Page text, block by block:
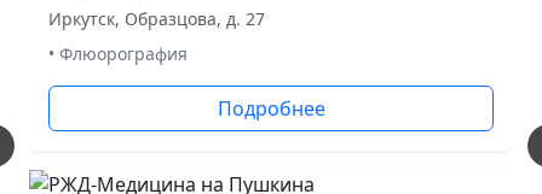
Иркутск, Образцова, д. 27
• Флюорография
Подробнее